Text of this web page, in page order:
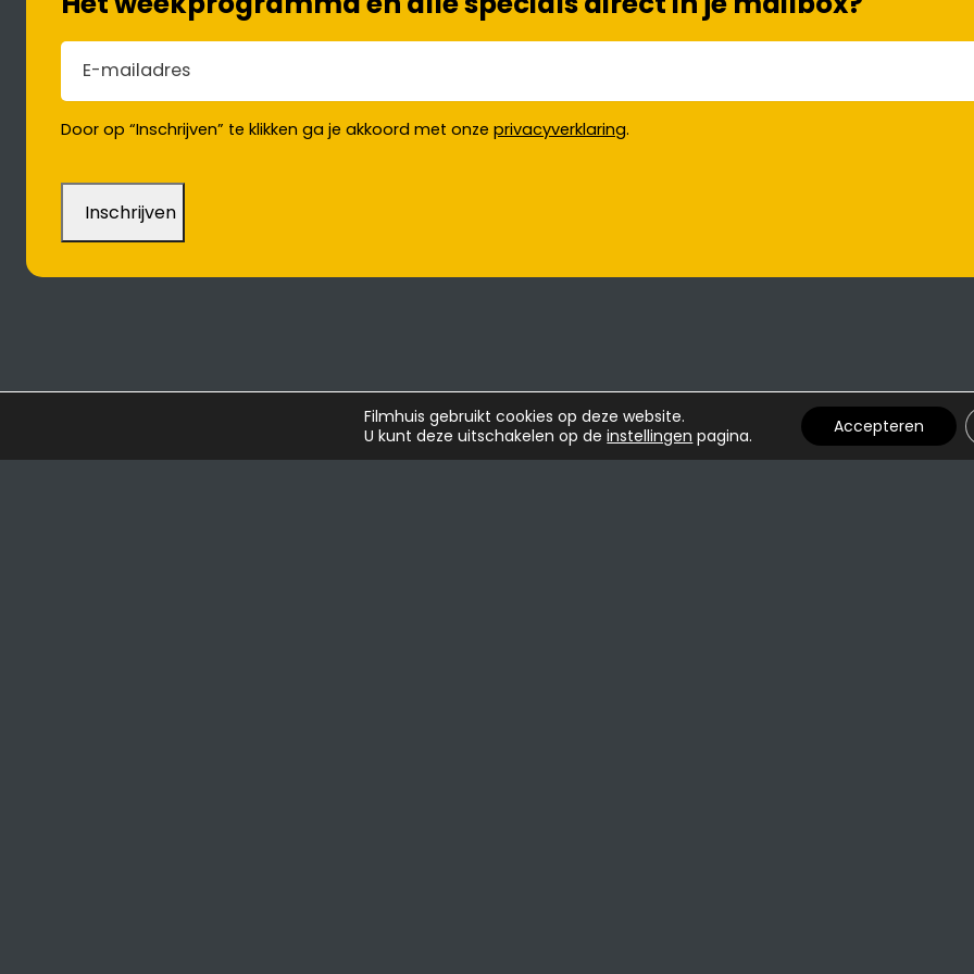
E-mailadres
Door op “Inschrijven” te klikken ga je akkoord met onze privacyverklaring.
Verwacht
Filmhuis gebruikt cookies op deze website.
U kunt deze uitschakelen op deinstellingen pagina. Accepteren